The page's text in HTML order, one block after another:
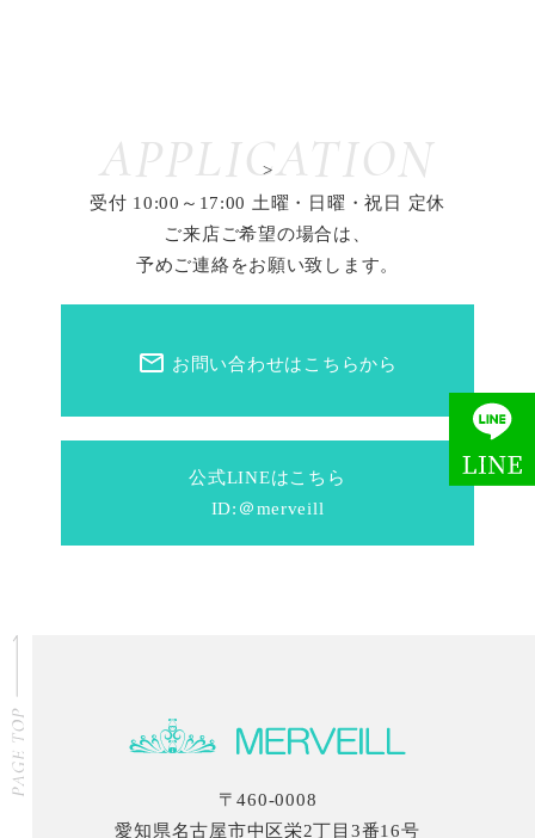
APPLICATION
公式LINEはこちら
ID:＠merveill
mail_outline お問い合わせはこちらから
>
受付 10:00～17:00 土曜・日曜・祝日 定休
ご来店ご希望の場合は、
予めご連絡をお願い致します。
〒460-0008
愛知県名古屋市中区栄2丁目3番16号